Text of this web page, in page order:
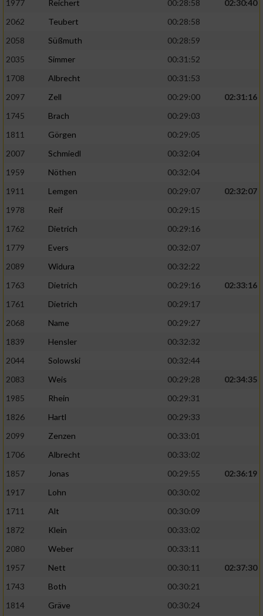
1977
Reichert 00:28:58
02:30:40
2062
Teubert
00:28:58
2058
Süßmuth
00:28:59
2035
Simmer
00:31:52
1708
Albrecht
00:31:53
2097
Zell 00:29:00
02:31:16
1745
Brach
00:29:03
1811
Görgen
00:29:05
2007
Schmiedl
00:32:04
1959
Nöthen
00:32:04
1911
Lemgen 00:29:07
02:32:07
1978
Reif
00:29:15
1762
Dietrich
00:29:16
1779
Evers
00:32:07
2089
Widura
00:32:22
1763
Dietrich 00:29:16
02:33:16
1761
Dietrich
00:29:17
2068
Name
00:29:27
1839
Hensler
00:32:32
2044
Solowski
00:32:44
2083
Weis 00:29:28
02:34:35
1985
Rhein
00:29:31
1826
Hartl
00:29:33
2099
Zenzen
00:33:01
1706
Albrecht
00:33:02
1857
Jonas 00:29:55
02:36:19
1917
Lohn
00:30:02
1711
Alt
00:30:09
1872
Klein
00:33:02
2080
Weber
00:33:11
1957
Nett 00:30:11
02:37:30
1743
Both
00:30:21
1814
Gräve
00:30:24
Verwendung reduzierter Daten zur Auswahl
von Werbeanzeigen
Erstellung von Profilen für personalisierte
Werbung
personalisierter Werbung
von Inhalten
personalisierter Inhalte
Messung der Werbeleistung
Analyse von Zielgruppen durch Statistiken
oder Kombinationen von Daten aus
verschiedenen Quellen
Verwendung reduzierter Daten zur Auswahl
von Inhalten
IAB-Besonderheiten:
Verwendung genauer Standortdaten
Geräte anhand von aktiv angeforderten
Notwendig